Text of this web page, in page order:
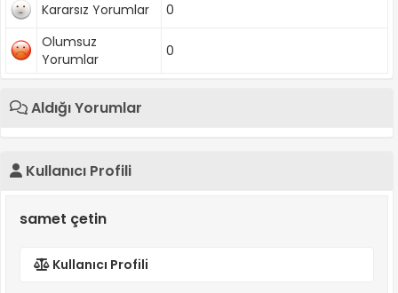
Kararsız Yorumlar
0
Olumsuz
Yorumlar
0
Aldığı Yorumlar
Kullanıcı Profili
samet çetin
Kullanıcı Profili